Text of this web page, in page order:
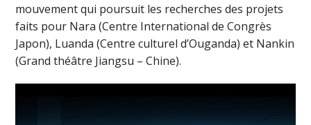
mouvement qui poursuit les recherches des projets
faits pour Nara (Centre International de Congrès
Japon), Luanda (Centre culturel d’Ouganda) et Nankin
(Grand théâtre Jiangsu – Chine).